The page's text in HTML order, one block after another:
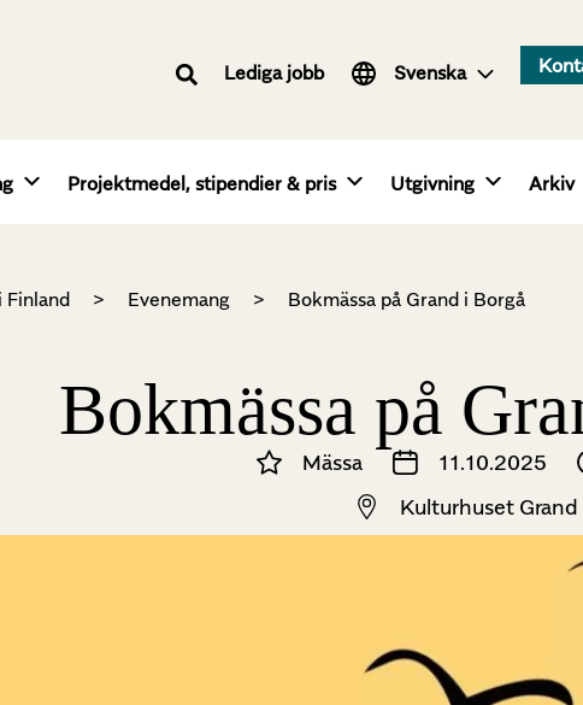
Lediga jobb Svenska
English
Projektmedel, stipendier & pris Utgivning Arkiv
Finland > Evenemang > Bokmässa på Grand i Borgå
Bokmässa på
Mässa 11.10.2025
Kulturhuset Grand